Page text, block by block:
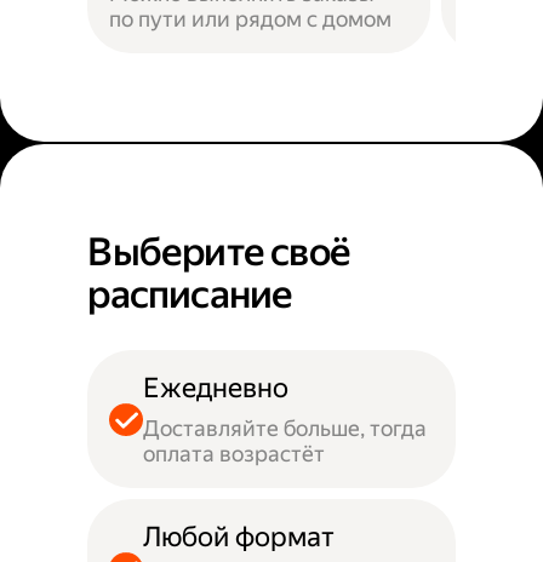
по пути или рядом с домом
Выберите своё
расписание
Ежедневно
Доставляйте больше, тогда
оплата возрастёт
Любой формат